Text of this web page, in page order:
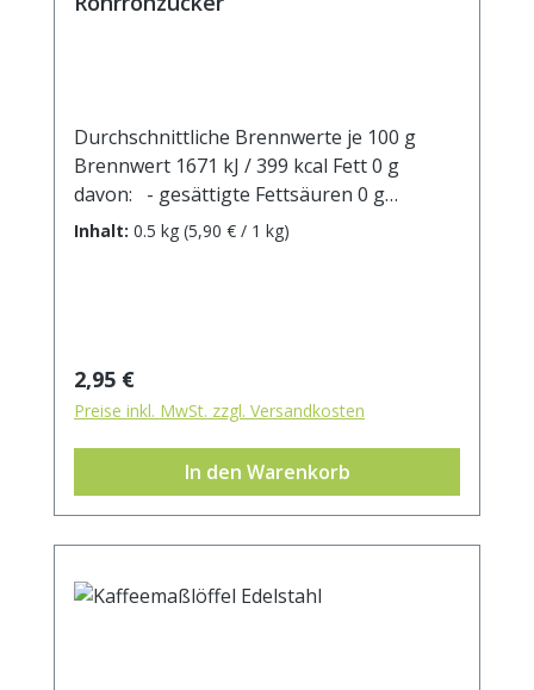
Durchschnittliche Brennwerte je 100 g
Brennwert 1671 kJ / 399 kcal Fett 0 g
davon: - gesättigte Fettsäuren 0 g
Kohlenhydrate 99,8 g davon: - Zucker 99,8
Inhalt: 0.5 kg (5,90 € / 1 kg)
Regulärer Preis:
2,95 €
Preise inkl. MwSt. zzgl. Versandkosten
In den Warenkorb